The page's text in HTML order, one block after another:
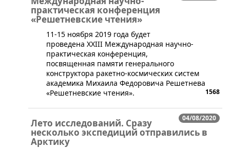
практическая конференция
«Решетневские чтения»
​11-15 ноября 2019 года будет
проведена XXIII Международная научно-
практическая конференция,
посвященная памяти генерального
конструктора ракетно-космических систем
академика Михаила Федоровича Решетнева
«Решетневские чтения».
1568
04/08/2020
Лето исследований. Сразу
несколько экспедиций отправились в
Арктику